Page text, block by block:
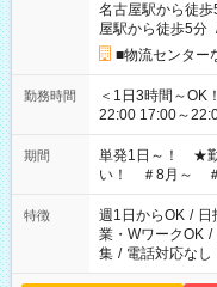
名古屋駅から徒歩
屋駅から徒歩5分
■物流センタ
勤務時間
＜1日3時間～OK！＞ ▼ 例えば… ▼ 15:00～18:00
22:00 17:00～22:00 など こちら以外の時間
ださい！
期間
単発1日～！ ★勤
い！ ＃8月～
特徴 週1日からOK / 日
業・WワークOK /
集 / 電話対応なし